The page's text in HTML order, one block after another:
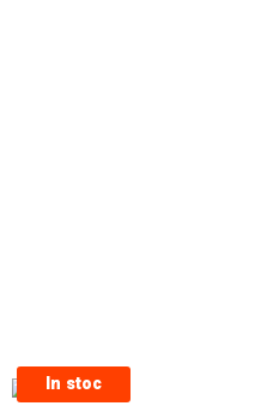
In stoc